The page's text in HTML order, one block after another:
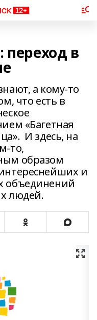
в
а кому-то
что есть в
«Багетная
И здесь, на
то,
образом
и
объединений
людей.